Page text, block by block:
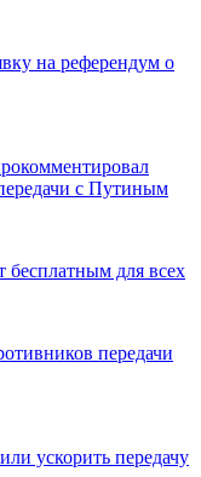
на референдум о
с Путиным
бесплатным для всех
передачи
ускорить передачу